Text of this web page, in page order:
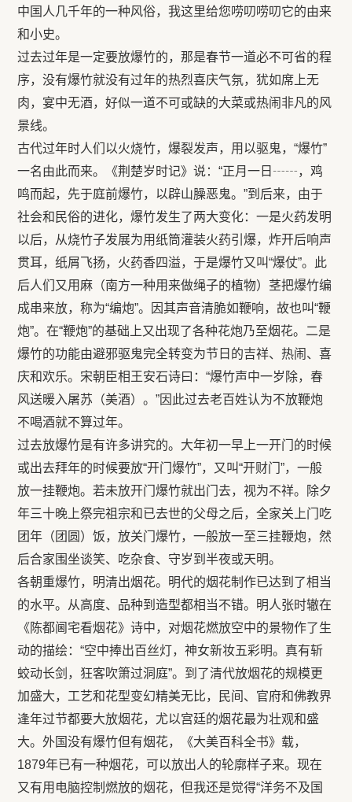
中国人几千年的一种风俗，我这里给您唠叨唠叨它的由来
和小史。
过去过年是一定要放爆竹的，那是春节一道必不可省的程
序，没有爆竹就没有过年的热烈喜庆气氛，犹如席上无
肉，宴中无酒，好似一道不可或缺的大菜或热闹非凡的风
景线。
古代过年时人们以火烧竹，爆裂发声，用以驱鬼，“爆竹”
一名由此而来。《荆楚岁时记》说：“正月一日┄┄，鸡
鸣而起，先于庭前爆竹，以辟山臊恶鬼。”到后来，由于
社会和民俗的进化，爆竹发生了两大变化：一是火药发明
以后，从烧竹子发展为用纸筒灌装火药引爆，炸开后响声
贯耳，纸屑飞扬，火药香四溢，于是爆竹又叫“爆仗”。此
后人们又用麻（南方一种用来做绳子的植物）茎把爆竹编
成串来放，称为“编炮”。因其声音清脆如鞭响，故也叫“鞭
炮”。在“鞭炮”的基础上又出现了各种花炮乃至烟花。二是
爆竹的功能由避邪驱鬼完全转变为节日的吉祥、热闹、喜
庆和欢乐。宋朝臣相王安石诗曰：“爆竹声中一岁除，春
风送暖入屠苏（美酒）。”因此过去老百姓认为不放鞭炮
不喝酒就不算过年。
过去放爆竹是有许多讲究的。大年初一早上一开门的时候
或出去拜年的时候要放“开门爆竹”，又叫“开财门”，一般
放一挂鞭炮。若未放开门爆竹就出门去，视为不祥。除夕
年三十晚上祭完祖宗和已去世的父母之后，全家关上门吃
团年（团圆）饭，放关门爆竹，一般放一至三挂鞭炮，然
后合家围坐谈笑、吃杂食、守岁到半夜或天明。
各朝重爆竹，明清出烟花。明代的烟花制作已达到了相当
的水平。从高度、品种到造型都相当不错。明人张时辙在
《陈都阃宅看烟花》诗中，对烟花燃放空中的景物作了生
动的描绘：“空中捧出百丝灯，神女新妆五彩明。真有斩
蛟动长剑，狂客吹箫过洞庭”。到了清代放烟花的规模更
加盛大，工艺和花型变幻精美无比，民间、官府和佛教界
逢年过节都要大放烟花，尤以宫廷的烟花最为壮观和盛
大。外国没有爆竹但有烟花，《大美百科全书》载，
1879年已有一种烟花，可以放出人的轮廓样子来。现在
又有用电脑控制燃放的烟花，但我还是觉得“洋务不及国